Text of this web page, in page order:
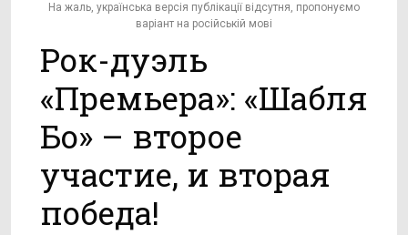
На жаль, українська версія публікації відсутня, пропонуємо
варіант на російській мові
Рок-дуэль
«Премьера»: «Шабля
Бо» – второе
участие, и вторая
победа!